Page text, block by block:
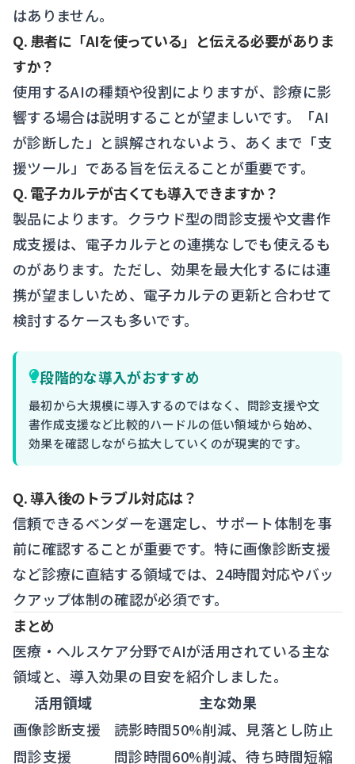
はありません。
Q. 患者に「AIを使っている」と伝える必要がありま
すか？
使用するAIの種類や役割によりますが、診療に影
響する場合は説明することが望ましいです。「AI
が診断した」と誤解されないよう、あくまで「支
援ツール」である旨を伝えることが重要です。
Q. 電子カルテが古くても導入できますか？
製品によります。クラウド型の問診支援や文書作
成支援は、電子カルテとの連携なしでも使えるも
のがあります。ただし、効果を最大化するには連
携が望ましいため、電子カルテの更新と合わせて
検討するケースも多いです。
段階的な導入がおすすめ
最初から大規模に導入するのではなく、問診支援や文
書作成支援など比較的ハードルの低い領域から始め、
効果を確認しながら拡大していくのが現実的です。
Q. 導入後のトラブル対応は？
信頼できるベンダーを選定し、サポート体制を事
前に確認することが重要です。特に画像診断支援
など診療に直結する領域では、24時間対応やバッ
クアップ体制の確認が必須です。
まとめ
医療・ヘルスケア分野でAIが活用されている主な
領域と、導入効果の目安を紹介しました。
活用領域
主な効果
画像診断支援
読影時間50%削減、見落とし防止
問診支援
問診時間60%削減、待ち時間短縮